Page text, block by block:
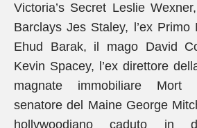
Victoria’s Secret Leslie
Barclays Jes Staley, l’ex Primo
Ehud Barak, il mago David
Kevin Spacey, l’ex direttore
magnate immobiliare Mort
senatore del Maine George
hollywoodiano caduto in